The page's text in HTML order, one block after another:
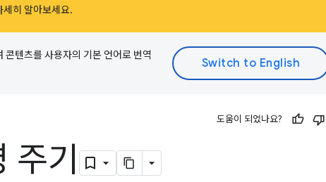
세히 알아보세요.
텐츠를 사용자의 기본 언어로 번역
도움이 되었나요?
기